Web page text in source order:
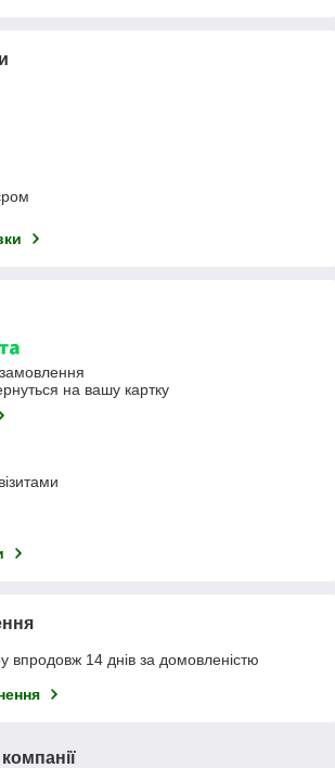
на вашу картку
впродовж 14 днів за домовленістю